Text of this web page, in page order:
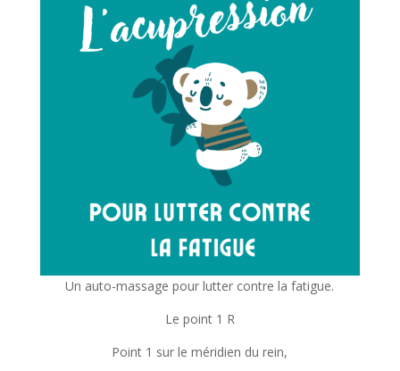
Un auto-massage pour lutter contre la fatigue.
Le point 1 R
Point 1 sur le méridien du rein,